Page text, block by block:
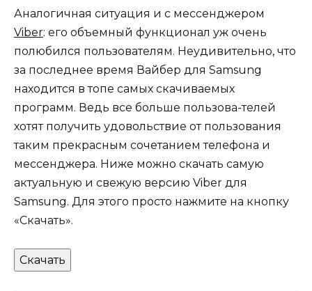
Аналогичная ситуация и с мессенджером
Viber: его объемный функционал уж очень
полюбился пользователям. Неудивительно, что
за последнее время Вайбер для Samsung
находится в топе самых скачиваемых
программ. Ведь все больше пользова-телей
хотят получить удовольствие от пользования
таким прекрасным сочетанием телефона и
мессенджера. Ниже можно скачать самую
актуальную и свежую версию Viber для
Samsung. Для этого просто нажмите на кнопку
«Скачать».